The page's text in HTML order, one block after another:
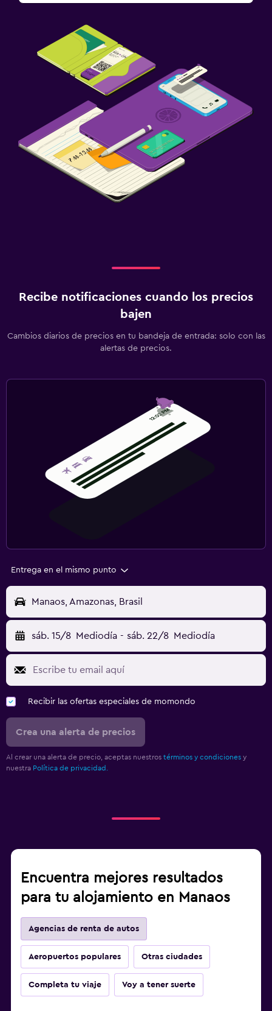
Recibe notificaciones cuando los precios
bajen
Cambios diarios de precios en tu bandeja de entrada: solo con las
alertas de precios.
Entrega en el mismo punto
Manaos, Amazonas, Brasil
sáb. 15/8 Mediodía - sáb. 22/8 Mediodía
Recibir las ofertas especiales de momondo
Crea una alerta de precios
Al crear una alerta de precio, aceptas nuestros términos y condiciones y
nuestra Política de privacidad.
Encuentra mejores resultados
para tu alojamiento en Manaos
Agencias de renta de autos
Aeropuertos populares Otras ciudades
Completa tu viaje Voy a tener suerte